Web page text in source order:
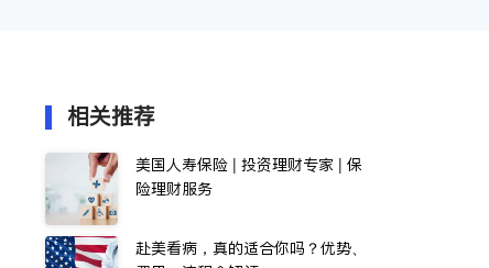
相关推荐
美国人寿保险 | 投资理财专家 | 保
险理财服务
赴美看病，真的适合你吗？优势、